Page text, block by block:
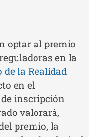
optar al premio
en la
de la Realidad
en el
inscripción
valorará,
premio, la